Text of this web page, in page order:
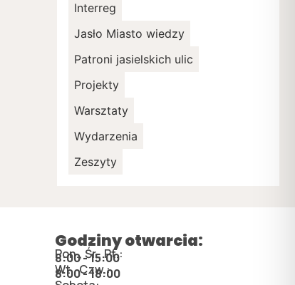
Interreg
Jasło Miasto wiedzy
Patroni jasielskich ulic
Projekty
Warsztaty
Wydarzenia
Zeszyty
Godziny otwarcia:
Pon., Śr., Pt.:
8:00 - 15:00
Wt., Czw.:
8:00 - 18:00